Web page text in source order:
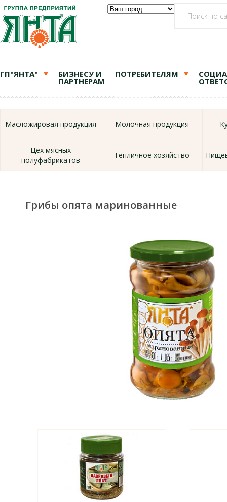
ГП"ЯНТА" БИЗНЕСУ И
ПАРТНЕРАМ
ПОТРЕБИТЕЛЯМ
Масложировая продукция Молочная продукция
Цех мясных
полуфабрикатов
Тепличное хозяйство
Грибы опята маринованные